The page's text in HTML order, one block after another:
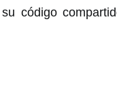
código